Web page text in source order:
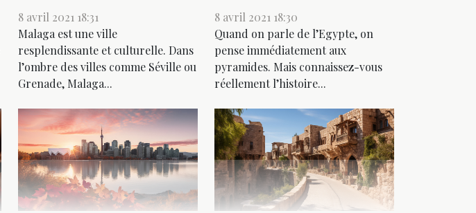
8 avril 2021 18:31
Malaga est une ville
resplendissante et culturelle. Dans
l’ombre des villes comme Séville ou
Grenade, Malaga...
8 avril 2021 18:30
Quand on parle de l’Egypte, on
pense immédiatement aux
pyramides. Mais connaissez-vous
réellement l’histoire...